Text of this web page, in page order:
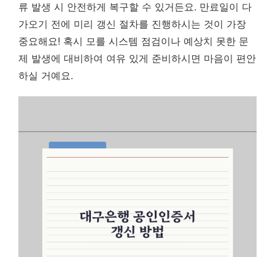
류 발생 시 안전하게 복구할 수 있거든요. 만료일이 다
가오기 전에 미리 갱신 절차를 진행하시는 것이 가장
중요해요! 혹시 모를 시스템 점검이나 예상치 못한 문
제 발생에 대비하여 여유 있게 준비하시면 마음이 편안
하실 거예요.